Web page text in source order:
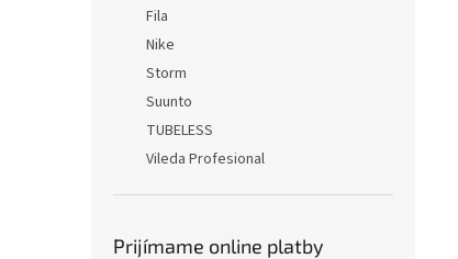
Fila
Nike
Storm
Suunto
TUBELESS
Vileda Profesional
Prijímame online platby